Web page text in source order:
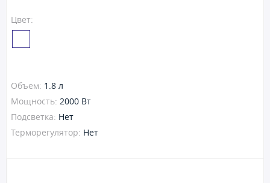
Цвет:
Объем: 1.8 л
Мощность: 2000 Вт
Подсветка: Нет
Терморегулятор: Нет